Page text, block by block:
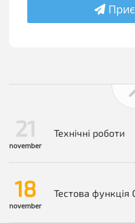
21
november
Технічні роботи
18
november
Тестова функція